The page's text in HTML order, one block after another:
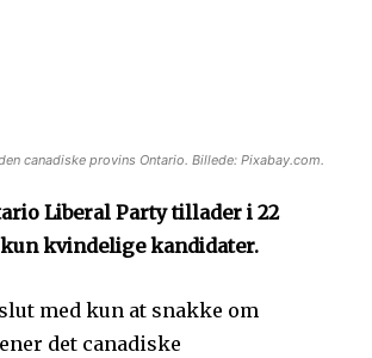
canadiske provins Ontario. Billede: Pixabay.com.
Liberal Party tillader i 22
kvindelige kandidater.
med kun at snakke om
det canadiske